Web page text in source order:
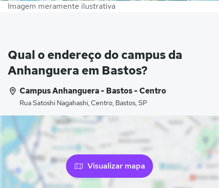
Imagem meramente ilustrativa
Qual o endereço do campus da
Anhanguera em Bastos?
Campus Anhanguera - Bastos - Centro
Rua Satoshi Nagahashi, Centro, Bastos, SP
Visualizar mapa